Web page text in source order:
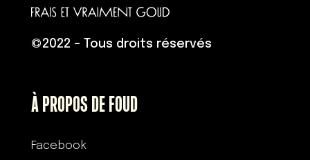
©2022 – Tous droits réservés
À PROPOS DE FOUD
Facebook